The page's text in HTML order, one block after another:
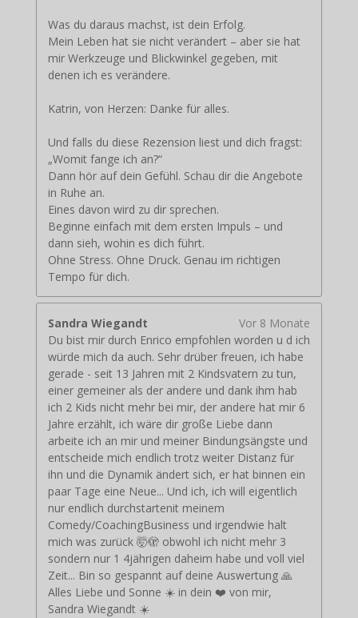
Was du daraus machst, ist dein Erfolg.
Mein Leben hat sie nicht verändert – aber sie hat
mir Werkzeuge und Blickwinkel gegeben, mit
denen ich es verändere.
Katrin, von Herzen: Danke für alles.
Und falls du diese Rezension liest und dich fragst:
„Womit fange ich an?“
Dann hör auf dein Gefühl. Schau dir die Angebote
in Ruhe an.
Eines davon wird zu dir sprechen.
Beginne einfach mit dem ersten Impuls – und
dann sieh, wohin es dich führt.
Ohne Stress. Ohne Druck. Genau im richtigen
Tempo für dich.
Sandra Wiegandt
Vor 8 Monate
Du bist mir durch Enrico empfohlen worden u d ich
würde mich da auch. Sehr drüber freuen, ich habe
gerade - seit 13 Jahren mit 2 Kindsvatern zu tun,
einer gemeiner als der andere und dank ihm hab
ich 2 Kids nicht mehr bei mir, der andere hat mir 6
Jahre erzählt, ich wäre dir große Liebe dann
arbeite ich an mir und meiner Bindungsängste und
entscheide mich endlich trotz weiter Distanz für
ihn und die Dynamik ändert sich, er hat binnen ein
paar Tage eine Neue... Und ich, ich will eigentlich
nur endlich durchstartenit meinem
Comedy/CoachingBusiness und irgendwie halt
mich was zurück 🤯🫣 obwohl ich nicht mehr 3
sondern nur 1 4jährigen daheim habe und voll viel
Zeit... Bin so gespannt auf deine Auswertung 🙏
Alles Liebe und Sonne ☀️ in dein ❤️ von mir,
Sandra Wiegandt ☀️